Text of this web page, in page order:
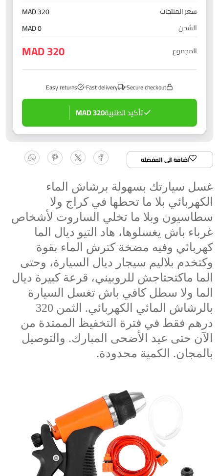
سعر المنتجات
320 MAD
الشحن
0 MAD
المجموع
320 MAD
Secure checkout
Fast delivery
Easy returns
تأكيد الطلبية320 MAD
اضافة الى المفضلة
غسل سيارتك بسهولة برشاش الماء
الكهربائي بلا ما تحطها في كراج ولا
سطاسيون وبلا ما تخلي الساروت لأشخاص
غرباء باش يغسلوها، هاد التيو ديال الما
كهربائي وفيه مضخة كترش الماء بقوة
وكتخدم بلاليم سيجار ديال السيارة، وحتى
الما ماكتحتاجش للروبيني، قرعة كبيرة ديال
الما ولا سطل كافي باش تغسل السيارة
درهم فقط في فترة التخفيظ الممتدة من
الآن حتى عيد الأضحى المبارك. والتوصيل
بالمجان. الكمية محدودة.